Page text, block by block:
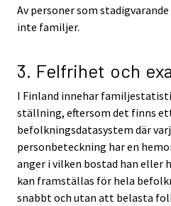
Av personer som
inte familjer.
3. Felfrihet och
I Finland innehar
ställning, eftersom det finns
befolkningsdatasystem där
personbeteckning har en
anger i vilken bostad han eller
kan framställas för hela
snabbt och utan att belasta